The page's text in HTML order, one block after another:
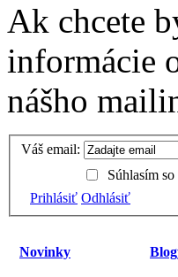
Ak chcete
informácie
nášho
Váš email:
Súhlasím
Prihlásiť Odhlásiť
Novinky